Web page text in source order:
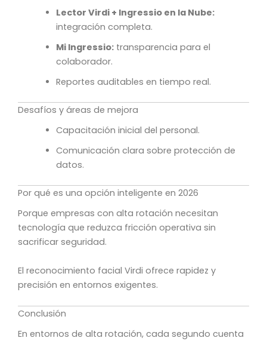
Lector Virdi + Ingressio en la Nube:
integración completa.
Mi Ingressio:transparencia para el
colaborador.
Reportes auditables en tiempo real.
Desafíos y áreas de mejora
Capacitación inicial del personal.
Comunicación clara sobre protección de
datos.
Por qué es una opción inteligente en 2026
Porque empresas con alta rotación necesitan
tecnología que reduzca fricción operativa sin
sacrificar seguridad.
El reconocimiento facial Virdi ofrece rapidez y
precisión en entornos exigentes.
Conclusión
En entornos de alta rotación, cada segundo cuenta